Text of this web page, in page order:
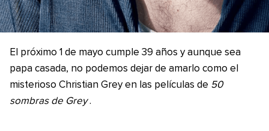
El próximo 1 de mayo cumple 39 años y aunque sea
papa casada, no podemos dejar de amarlo como el
misterioso Christian Grey en las películas de 50
sombras de Grey .